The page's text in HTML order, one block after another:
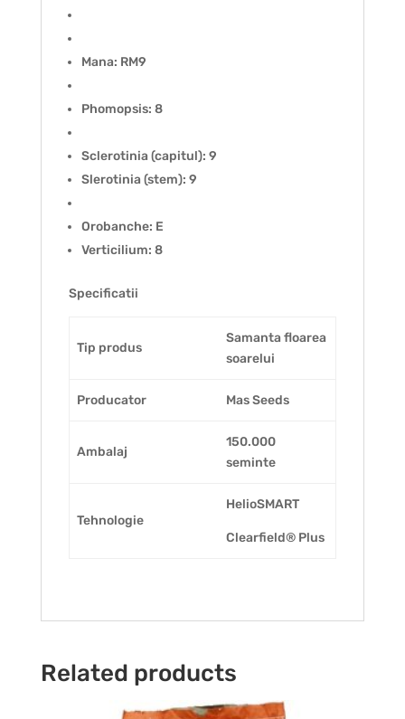
Mana: RM9
Phomopsis: 8
Sclerotinia (capitul): 9
Slerotinia (stem): 9
Orobanche: E
Verticilium: 8
Specificatii
Tip produs
Samanta floarea
soarelui
Producator Mas Seeds
Ambalaj
150.000
seminte
Tehnologie
HelioSMART
Clearfield® Plus
Related products